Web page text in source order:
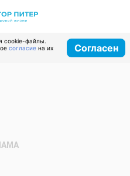
cookie-файлы.
согласие на их
Согласен